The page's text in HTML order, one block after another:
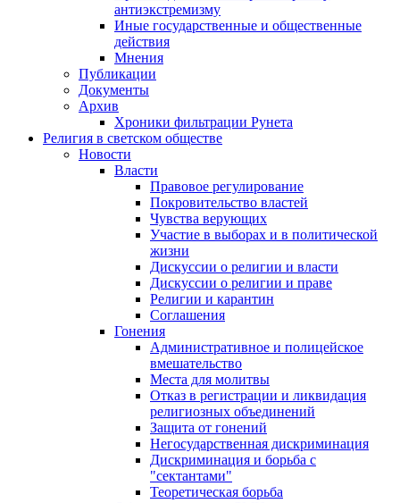
антиэкстремизму
Иные государственные и общественные
действия
Мнения
Публикации
Документы
Архив
Хроники фильтрации Рунета
Религия в светском обществе
Новости
Власти
Правовое регулирование
Покровительство властей
Чувства верующих
Участие в выборах и в политической
жизни
Дискуссии о религии и власти
Дискуссии о религии и праве
Религии и карантин
Соглашения
Гонения
Административное и полицейское
вмешательство
Места для молитвы
Отказ в регистрации и ликвидация
религиозных объединений
Защита от гонений
Негосударственная дискриминация
Дискриминация и борьба с
"сектантами"
Теоретическая борьба